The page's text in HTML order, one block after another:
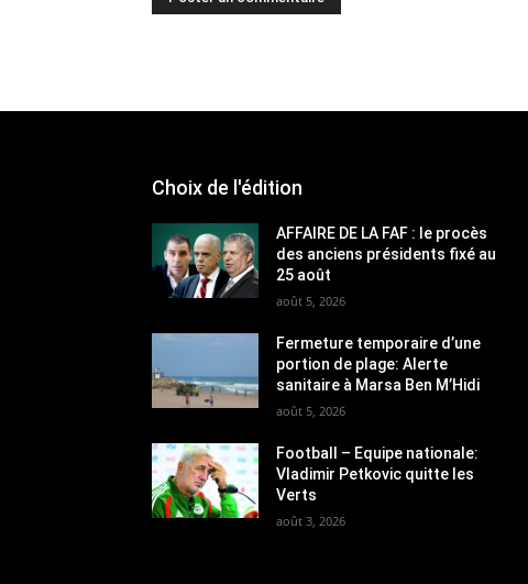
Choix de l'édition
AFFAIRE DE LA FAF : le procès
des anciens présidents fixé au
25 août
août 5, 2026
Fermeture temporaire d’une
portion de plage: Alerte
sanitaire à Marsa Ben M’Hidi
août 5, 2026
Football – Equipe nationale:
Vladimir Petkovic quitte les
Verts
août 3, 2026